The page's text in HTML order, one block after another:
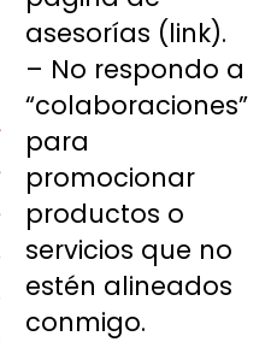
asesorías (link).
– No respondo a
“colaboraciones”
para
promocionar
productos o
servicios que no
estén alineados
conmigo.